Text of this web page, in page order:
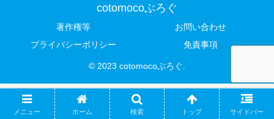
cotomocoぶろぐ
著作権等
お問い合わせ
プライバシーポリシー
免責事項
© 2023 cotomocoぶろぐ.
メニュー ホーム 検索 トップ サイドバー